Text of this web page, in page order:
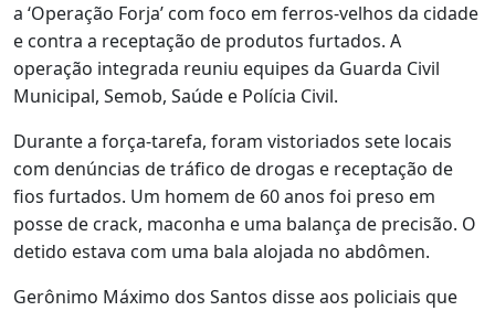
a ‘Operação Forja’ com foco em ferros-velhos da cidade
e contra a receptação de produtos furtados. A
operação integrada reuniu equipes da Guarda Civil
Municipal, Semob, Saúde e Polícia Civil.
Durante a força-tarefa, foram vistoriados sete locais
com denúncias de tráfico de drogas e receptação de
fios furtados. Um homem de 60 anos foi preso em
posse de crack, maconha e uma balança de precisão. O
detido estava com uma bala alojada no abdômen.
Gerônimo Máximo dos Santos disse aos policiais que